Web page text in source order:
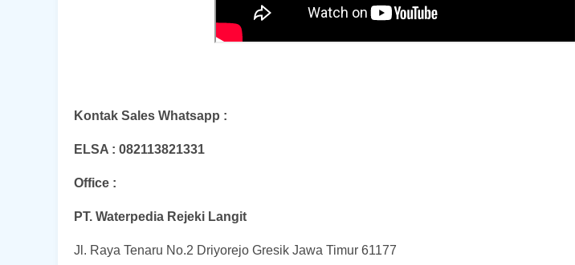
Kontak Sales Whatsapp :
ELSA : 082113821331
Office :
PT. Waterpedia Rejeki Langit
Jl. Raya Tenaru No.2 Driyorejo Gresik Jawa Timur 61177